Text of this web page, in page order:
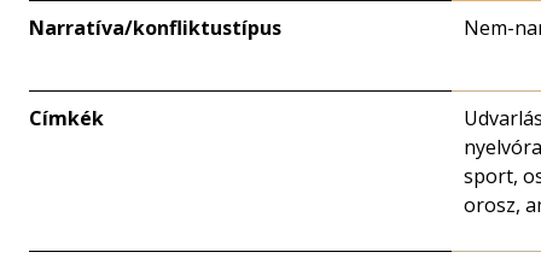
Narratíva/konfliktustípus Nem-
Címkék
sport,
orosz,